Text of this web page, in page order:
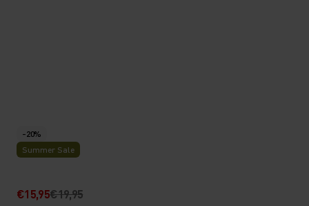
-20%
Summer Sale
€15,95€19,95